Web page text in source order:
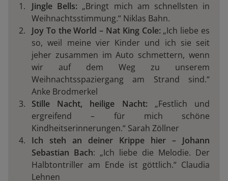
Jingle Bells: „Bringt mich am schnellsten in
Weihnachtsstimmung.“ Niklas Bahn.
Joy To the World – Nat King Cole: „Ich liebe es
so, weil meine vier Kinder und ich sie seit
jeher zusammen im Auto schmettern, wenn
wir auf dem Weg zu unserem
Weihnachtsspaziergang am Strand sind.“
Anke Brodmerkel
Stille Nacht, heilige Nacht:„Festlich und
ergreifend – für mich schöne
Kindheitserinnerungen.“ Sarah Zöllner
Ich steh an deiner Krippe hier – Johann
Sebastian Bach: „Ich liebe die Melodie. Der
Halbtontriller am Ende ist göttlich.“ Claudia
Lehnen